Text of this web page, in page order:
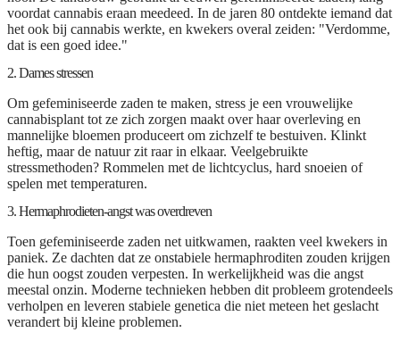
voordat cannabis eraan meedeed. In de jaren 80 ontdekte iemand dat
het ook bij cannabis werkte, en kwekers overal zeiden: "Verdomme,
dat is een goed idee."
2. Dames stressen
Om gefeminiseerde zaden te maken, stress je een vrouwelijke
cannabisplant tot ze zich zorgen maakt over haar overleving en
mannelijke bloemen produceert om zichzelf te bestuiven. Klinkt
heftig, maar de natuur zit raar in elkaar. Veelgebruikte
stressmethoden? Rommelen met de lichtcyclus, hard snoeien of
spelen met temperaturen.
3. Hermaphrodieten-angst was overdreven
Toen gefeminiseerde zaden net uitkwamen, raakten veel kwekers in
paniek. Ze dachten dat ze onstabiele hermaphroditen zouden krijgen
die hun oogst zouden verpesten. In werkelijkheid was die angst
meestal onzin. Moderne technieken hebben dit probleem grotendeels
verholpen en leveren stabiele genetica die niet meteen het geslacht
verandert bij kleine problemen.